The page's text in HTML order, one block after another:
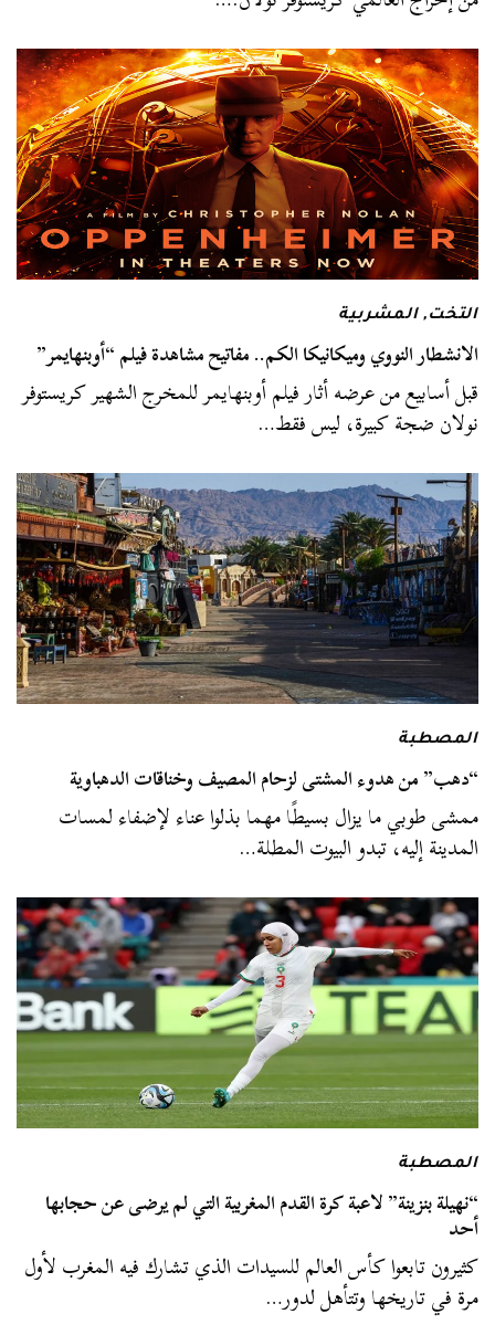
التخت,المشربية
الانشطار النووي وميكانيكا الكم.. مفاتيح مشاهدة فيلم “أوبنهايمر”
قبل أسابيع من عرضه أثار فيلم أوبنهايمر للمخرج الشهير كريستوفر
نولان ضجة كبيرة، ليس فقط…
المصطبة
“دهب” من هدوء المشتى لزحام المصيف وخناقات الدهباوية
ممشى طوبي ما يزال بسيطًا مهما بذلوا عناء لإضفاء لمسات
المدينة إليه، تبدو البيوت المطلة…
المصطبة
“نهيلة بنزينة” لاعبة كرة القدم المغربية التي لم يرضى عن حجابها
أحد
كثيرون تابعوا كأس العالم للسيدات الذي تشارك فيه المغرب لأول
مرة في تاريخها وتتأهل لدور…